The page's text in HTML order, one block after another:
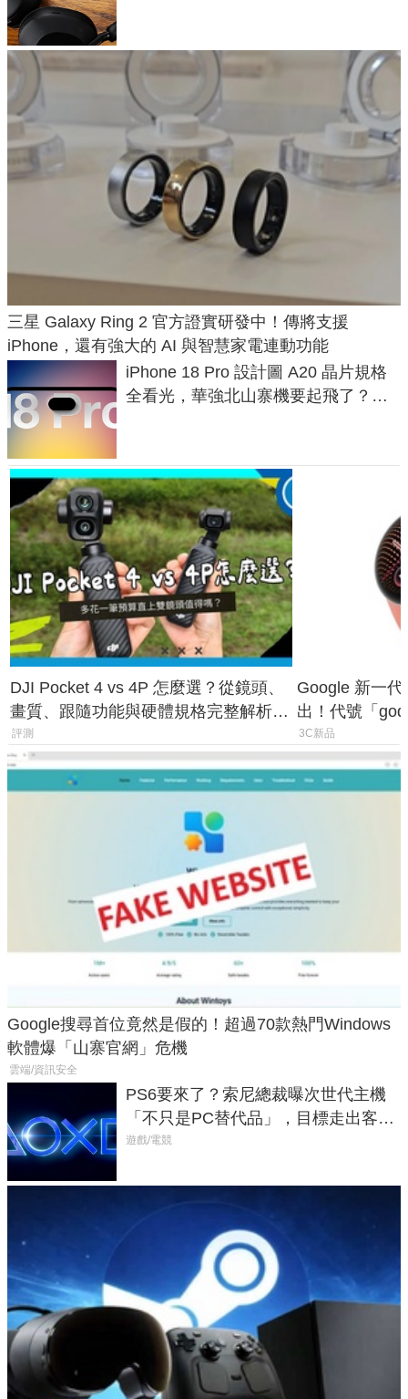
三星 Galaxy Ring 2 官方證實研發中！傳將支援
iPhone，還有強大的 AI 與智慧家電連動功能
iPhone 18 Pro 設計圖 A20 晶片規格
全看光，華強北山寨機要起飛了？專
DJI Pocket 4 vs 4P 怎麼選？從鏡頭、
畫質、跟隨功能與硬體規格完整解析，
一次看懂兩台差異
評測
Google 新一
出！代號「
鎖定 AI 應用
3C新品
Google搜尋首位竟然是假的！超過70款熱門Windows
軟體爆「山寨官網」危機
雲端/資訊安全
PS6要來了？索尼總裁曝次世代主機
「不只是PC替代品」，目標走出客
廳、進軍電競桌面
遊戲/電競